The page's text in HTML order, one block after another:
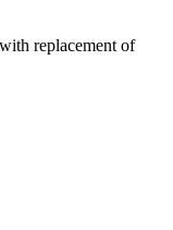
replacement of